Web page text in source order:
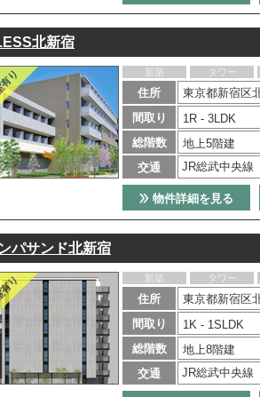
北新宿
新築 タワー
住所
東京都新宿区
間取り
1R - 3LDK
総階数
地上5階建
交通
JR総武中央線
物件詳細を見る
パサンド北新宿
新築 タワー
住所
東京都新宿区
間取り
1K - 1SLDK
総階数
地上8階建
交通
JR総武中央線